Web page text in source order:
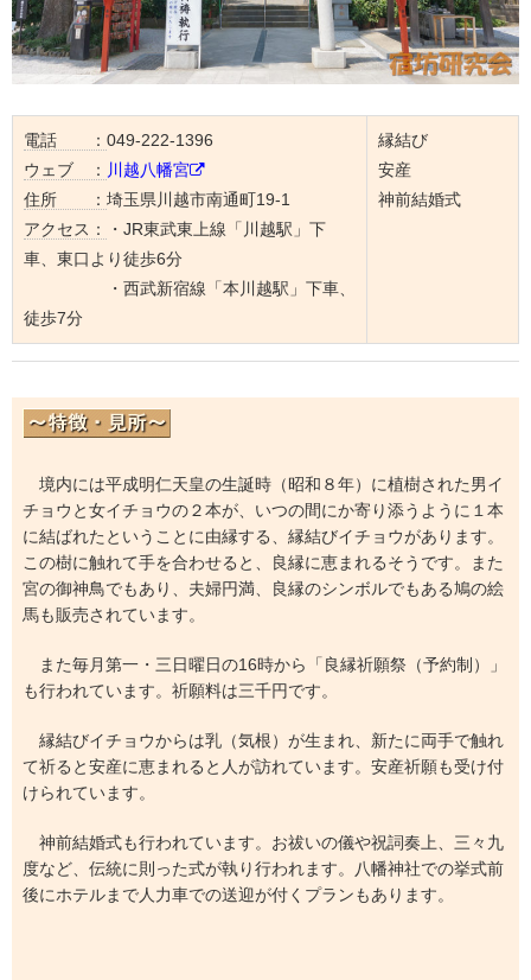
電話 ： 049-222-1396
ウェブ ： 川越八幡宮
住所 ： 埼玉県川越市南通町19-1
アクセス：
・JR東武東上線「川越駅」下
車、東口より徒歩6分
・西武新宿線「本川越駅」下車、
徒歩7分
縁結び
安産
神前結婚式
境内には平成明仁天皇の生誕時（昭和８年）に植樹された男イ
チョウと女イチョウの２本が、いつの間にか寄り添うように１本
に結ばれたということに由縁する、縁結びイチョウがあります。
この樹に触れて手を合わせると、良縁に恵まれるそうです。また
宮の御神鳥でもあり、夫婦円満、良縁のシンボルでもある鳩の絵
馬も販売されています。
また毎月第一・三日曜日の16時から「良縁祈願祭（予約制）」
も行われています。祈願料は三千円です。
縁結びイチョウからは乳（気根）が生まれ、新たに両手で触れ
て祈ると安産に恵まれると人が訪れています。安産祈願も受け付
けられています。
神前結婚式も行われています。お祓いの儀や祝詞奏上、三々九
度など、伝統に則った式が執り行われます。八幡神社での挙式前
後にホテルまで人力車での送迎が付くプランもあります。